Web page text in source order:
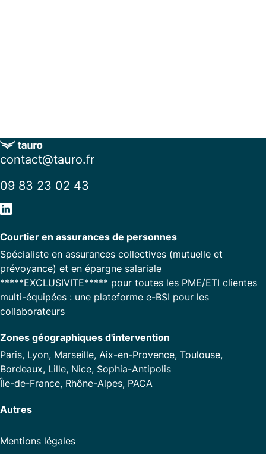
contact@tauro.fr
09 83 23 02 43
Courtier en assurances de personnes
Spécialiste en assurances collectives (mutuelle et
prévoyance) et en épargne salariale
*****EXCLUSIVITE***** pour toutes les PME/ETI clientes
multi-équipées : une plateforme e-BSI pour les
collaborateurs
Zones géographiques d'intervention
Paris, Lyon, Marseille, Aix-en-Provence, Toulouse,
Bordeaux, Lille, Nice, Sophia-Antipolis
Île-de-France, Rhône-Alpes, PACA
Autres
Mentions légales